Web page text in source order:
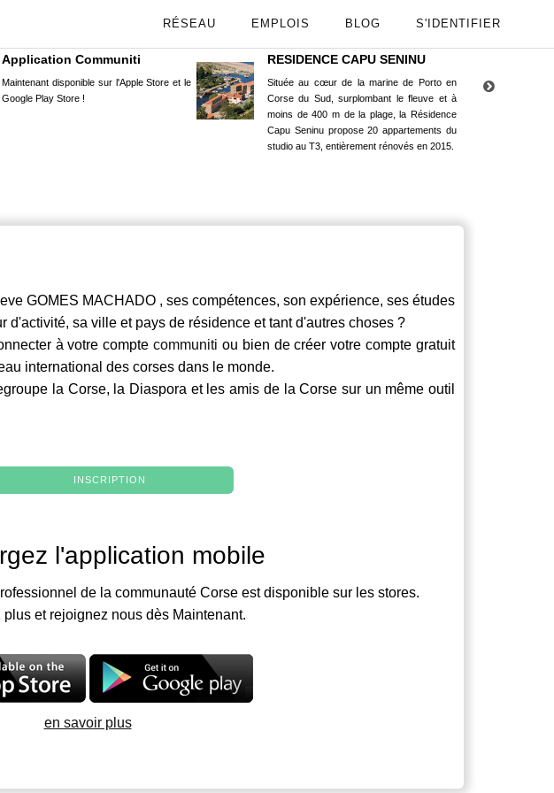
RÉSEAU EMPLOIS BLOG S'IDENTIFIER
Application Communiti
Maintenant disponible sur l'Apple Store et le
Google Play Store !
RESIDENCE CAPU SENINU
Située au cœur de la marine de Porto en
Corse du Sud, surplombant le fleuve et à
moins de 400 m de la plage, la Résidence
Capu Seninu propose 20 appartements du
studio au T3, entièrement rénovés en 2015.
GOMES MACHADO , ses compétences, son expérience, ses études
d'activité, sa ville et pays de résidence et tant d'autres choses ?
à votre comptecommuniti ou bien de créer votre compte gratuit
international des corses dans le monde.
la Corse, la Diaspora et les amis de la Corse sur un même outil
INSCRIPTION
l'application mobile
de la communauté Corse est disponible sur les stores.
plus et rejoignez nous dès Maintenant.
en savoir plus